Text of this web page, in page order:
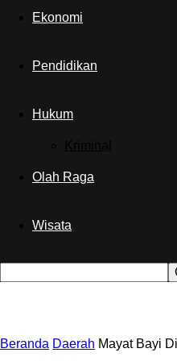
Ekonomi
Pendidikan
Hukum
Olah Raga
Wisata
Beranda Daerah Mayat Bayi